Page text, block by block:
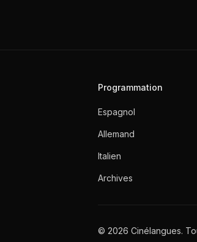
Programmation
Espagnol
Allemand
Italien
Archives
© 2026 Cinélangues.